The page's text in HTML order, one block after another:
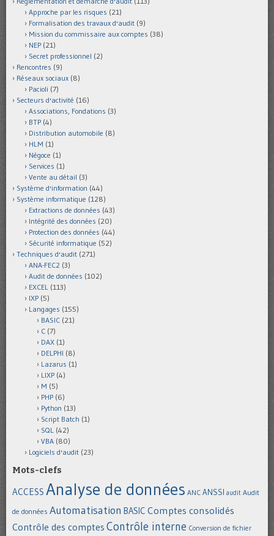
Approche par les risques (21)
Formalisation des travaux d'audit (9)
Mission du commissaire aux comptes (38)
NEP (21)
Secret professionnel (2)
Rencontres (9)
Réseaux sociaux (8)
Pacioli (7)
Secteurs d'activité (16)
Associations, Fondations (3)
BTP (4)
Distribution automobile (8)
HLM (1)
Négoce (1)
Services (1)
Vente au détail (3)
Système d'information (44)
Système informatique (128)
Extractions de données (43)
Intégrité des données (20)
Protection des données (44)
Sécurité informatique (52)
Techniques d'audit (271)
ANA-FEC2 (3)
Audit de données (102)
EXCEL (113)
IXP (5)
Langages (155)
BASIC (21)
C (7)
DAX (1)
DELPHI (8)
Lazarus (1)
LIXP (4)
M (5)
PHP (6)
Python (13)
Script Batch (1)
SQL (42)
VBA (80)
Logiciels d'audit (23)
Mots-clefs
ACCESS Analyse de données ANC ANSSI audit Audit
de données Automatisation BASIC Comptes consolidés
Contrôle des comptes Contrôle interne Conversion de fichier